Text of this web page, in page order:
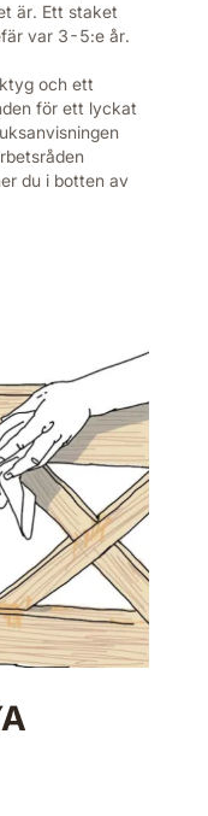
är. Ett staket
var 3-5:e år.
och ett
för ett lyckat
du i botten av